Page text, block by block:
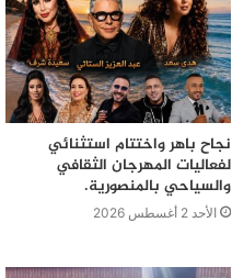
نجاح باهر واختتام استثنائي
لفعاليات المهرجان الثقافي
والسياحي بالمنصورية.
الأحد 2 أغسطس 2026